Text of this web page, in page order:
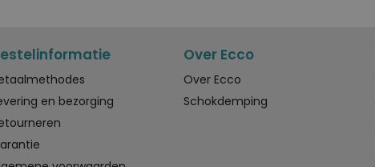
en bezorging
Over Ecco
Over Ecco
Schokdemping